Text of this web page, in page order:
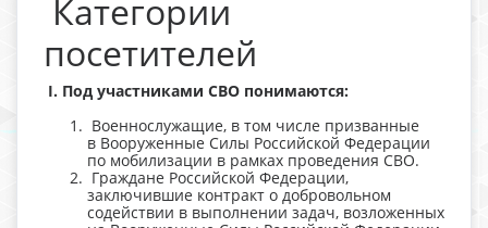
Категории
посетителей
I. Под участниками СВО понимаются:
Военнослужащие, в том числе призванные
в Вооруженные Силы Российской Федерации
по мобилизации в рамках проведения СВО.
Граждане Российской Федерации,
заключившие контракт о добровольном
содействии в выполнении задач, возложенных